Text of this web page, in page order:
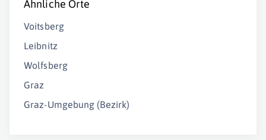
Ähnliche Orte
Voitsberg
Leibnitz
Wolfsberg
Graz
Graz-Umgebung (Bezirk)